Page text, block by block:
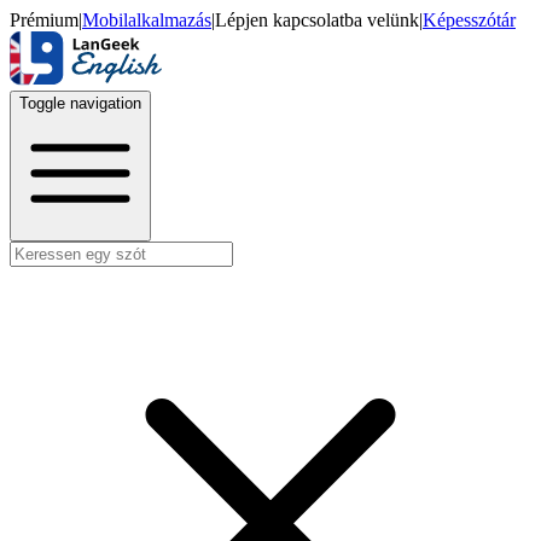
Prémium|Mobilalkalmazás|Lépjen kapcsolatba velünk|Képesszótár
Toggle navigation